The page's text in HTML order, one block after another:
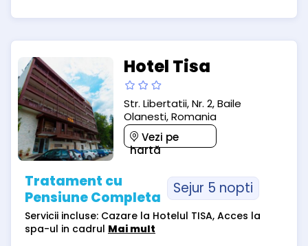
Hotel Tisa
Str. Libertatii, Nr. 2, Baile
Olanesti, Romania
Vezi pe
hartă
Tratament cu
Pensiune Completa
Sejur 5 nopti
Servicii incluse: Cazare la Hotelul TISA, Acces la
spa-ul in cadrul Mai mult